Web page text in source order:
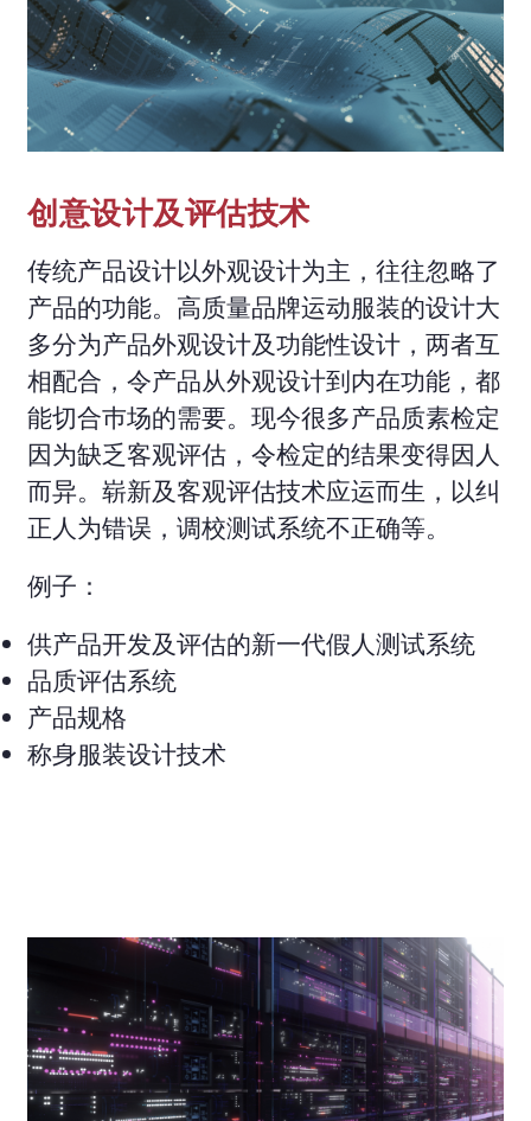
创意设计及评估技术
传统产品设计以外观设计为主，往往忽略了
产品的功能。高质量品牌运动服装的设计大
多分为产品外观设计及功能性设计，两者互
相配合，令产品从外观设计到内在功能，都
能切合巿场的需要。现今很多产品质素检定
因为缺乏客观评估，令检定的结果变得因人
而异。崭新及客观评估技术应运而生，以纠
正人为错误，调校测试系统不正确等。
例子：
供产品开发及评估的新一代假人测试系统
品质评估系统
产品规格
称身服装设计技术